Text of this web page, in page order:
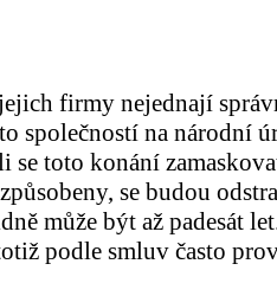
firmy nejednají
společností na národní
se toto konání
se budou
může být až padesát
podle smluv často